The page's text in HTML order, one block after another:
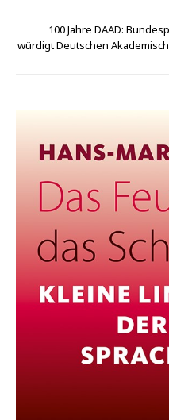
100 Jahre DAAD:
würdigt Deutschen